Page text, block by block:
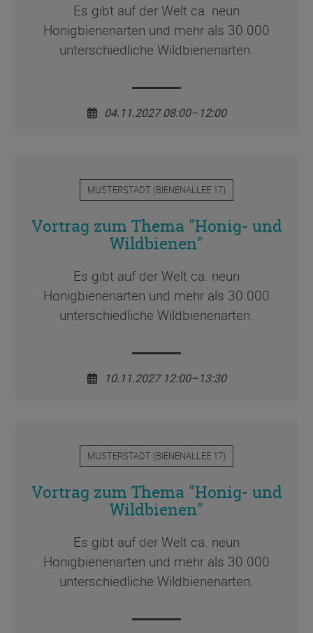
Es gibt auf der Welt ca. neun
Honigbienenarten und mehr als 30.000
unterschiedliche Wildbienenarten.
04.11.2027 08:00–12:00
MUSTERSTADT (BIENENALLEE 17)
Vortrag zum Thema "Honig- und
Wildbienen"
Es gibt auf der Welt ca. neun
Honigbienenarten und mehr als 30.000
unterschiedliche Wildbienenarten.
10.11.2027 12:00–13:30
MUSTERSTADT (BIENENALLEE 17)
Vortrag zum Thema "Honig- und
Wildbienen"
Es gibt auf der Welt ca. neun
Honigbienenarten und mehr als 30.000
unterschiedliche Wildbienenarten.